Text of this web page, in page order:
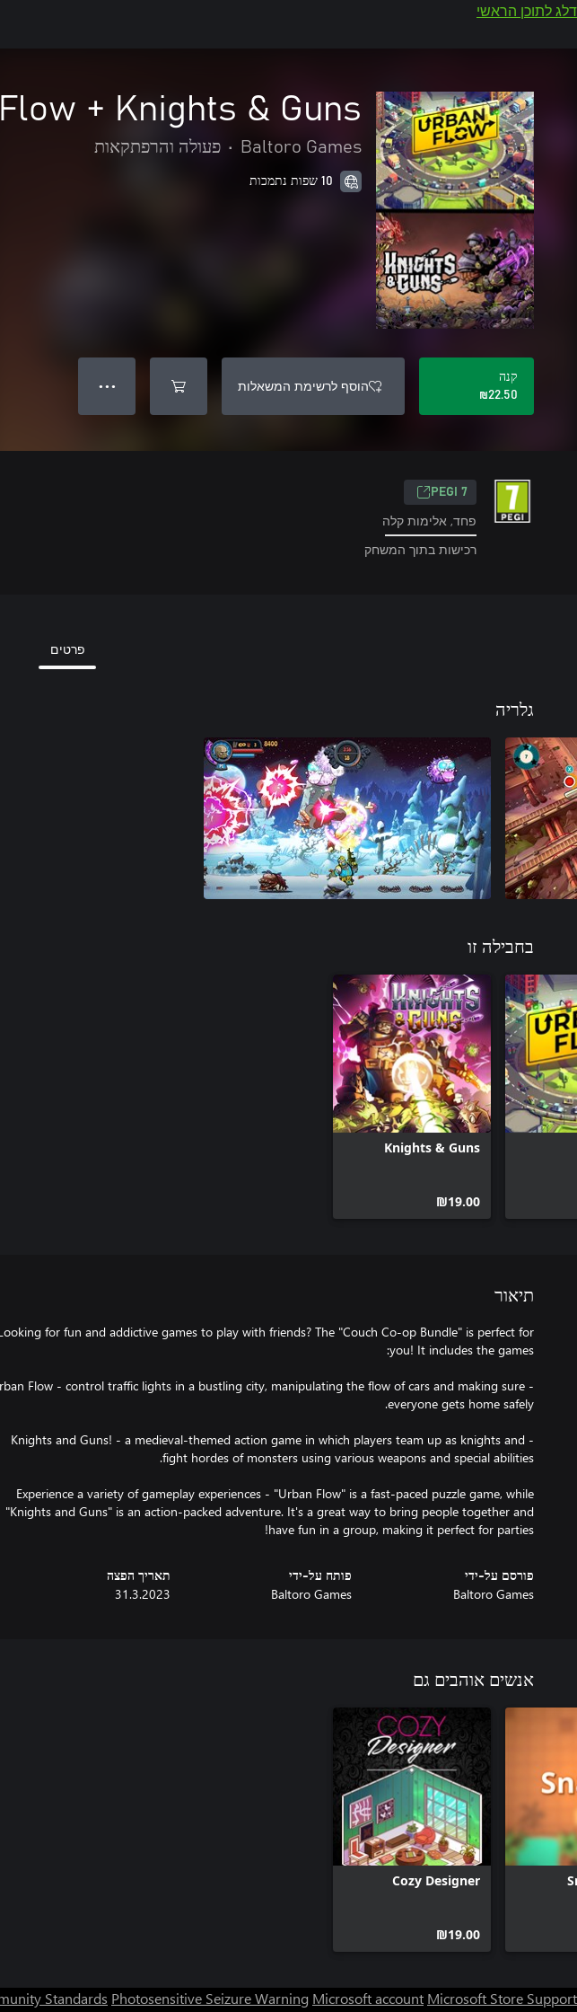
דלג לתוכן הראשי
+ Knights & Guns
Baltoro Games
• פעולה והרפתקאות
10 שפות נתמכות
קנה
‪₪‎22.50‬
הוסף לרשימת המשאלות ● ● ●
PEGI 7
פחד, אלימות קלה
רכישות בתוך המשחק
פרטים
גלריה
בחבילה זו
Knights & Guns
‪₪‎19.00‬
תיאור
for fun and addictive games to play with friends? The "Couch Co-op Bundle" is perfect for
Flow - control traffic lights in a bustling city, manipulating the flow of cars and making sure
- Knights and Guns! - a medieval-themed action game in which players team up as knights and
Experience a variety of gameplay experiences - "Urban Flow" is a fast-paced puzzle game, while
"Knights and Guns" is an action-packed adventure. It's a great way to bring people together and
have fun in a group, making it perfect for parties!
פורסם על-ידי
Baltoro Games
פותח על-ידי
Baltoro Games
תאריך הפצה
31.3.2023
אנשים אוהבים גם
Cozy Designer
‪₪‎19.00‬
Standards Photosensitive Seizure Warning Microsoft account Microsoft Store Support